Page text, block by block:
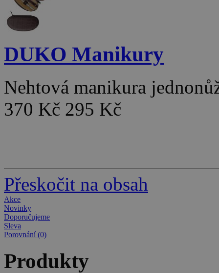
DUKO Manikury
Nehtová manikura
370 Kč 295 Kč
Přeskočit na obsah
Akce
Novinky
Doporučujeme
Sleva
Porovnání (0)
Produkty